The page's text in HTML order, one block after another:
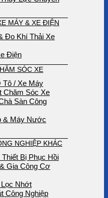
MÁY & XE ĐIỆN
Đo Khí Thải Xe
Điện
SÓC XE
Tô / Xe Máy
Chăm Sóc Xe
Sàn Công
& Máy Nước
NGHIỆP KHÁC
Bị Phục Hồi
Gia Công Cơ
Nhớt
Công Nghiệp